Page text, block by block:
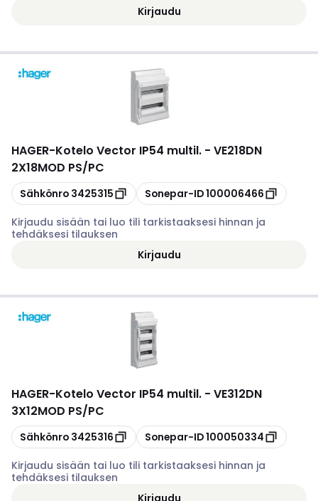
Kirjaudu
HAGER-Kotelo Vector IP54 multil. - VE218DN
2X18MOD PS/PC
Kopioi
Sähkönro 3425315 Kopioi
Sonepar-ID100006466
Kirjaudu sisään tai luo tili tarkistaaksesi hinnan ja
tehdäksesi tilauksen
Kirjaudu
HAGER-Kotelo Vector IP54 multil. - VE312DN
3X12MOD PS/PC
Kopioi
Sähkönro 3425316 Kopioi
Sonepar-ID100050334
Kirjaudu sisään tai luo tili tarkistaaksesi hinnan ja
tehdäksesi tilauksen
Kirjaudu